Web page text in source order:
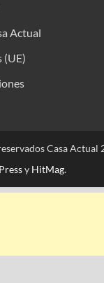
Actual
(UE)
Casa Actual
y HitMag.